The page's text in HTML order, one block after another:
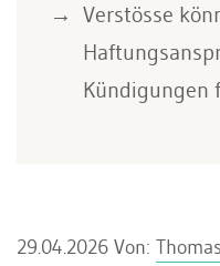
Verstösse
Kündigungen
29.04.2026 Von: